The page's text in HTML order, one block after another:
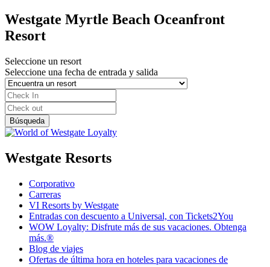
Westgate Myrtle Beach Oceanfront
Resort
Seleccione un resort
Seleccione una fecha de entrada y salida
Westgate Resorts
Corporativo
Carreras
VI Resorts by Westgate
Entradas con descuento a Universal, con Tickets2You
WOW Loyalty: Disfrute más de sus vacaciones. Obtenga
más.®
Blog de viajes
Ofertas de última hora en hoteles para vacaciones de